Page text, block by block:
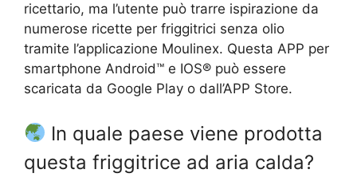
ricettario, ma l’utente può trarre ispirazione da
numerose ricette per friggitrici senza olio
tramite l’applicazione Moulinex. Questa APP per
smartphone Android™ e IOS® può essere
scaricata da Google Play o dall’APP Store.
In quale paese viene prodotta
questa friggitrice ad aria calda?